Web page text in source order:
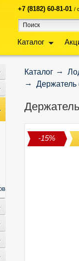
+7 (8182) 60-81-01 /
Каталог
Каталог
Держатель
-15%